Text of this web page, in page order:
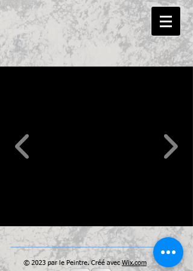
© 2023 par le Peintre. Créé avecWix.com